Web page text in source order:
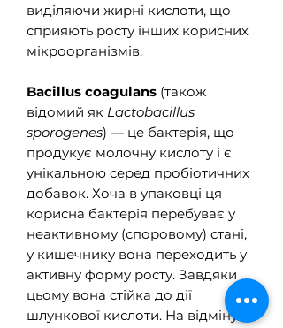
виділяючи жирні кислоти, що
сприяють росту інших корисних
мікроорганізмів.
Bacillus coagulans (також
відомий як Lactobacillus
sporogenes) — це бактерія, що
продукує молочну кислоту і є
унікальною серед пробіотичних
добавок. Хоча в упаковці ця
корисна бактерія перебуває у
неактивному (споровому) стані,
у кишечнику вона переходить у
активну форму росту. Завдяки
цьому вона стійка до дії
шлункової кислоти. На відміну